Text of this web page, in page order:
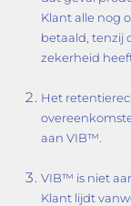
Klant alle nog
betaald, tenzij
zekerheid
Het
aan VIB™.
VIB™ is niet
Klant lijdt